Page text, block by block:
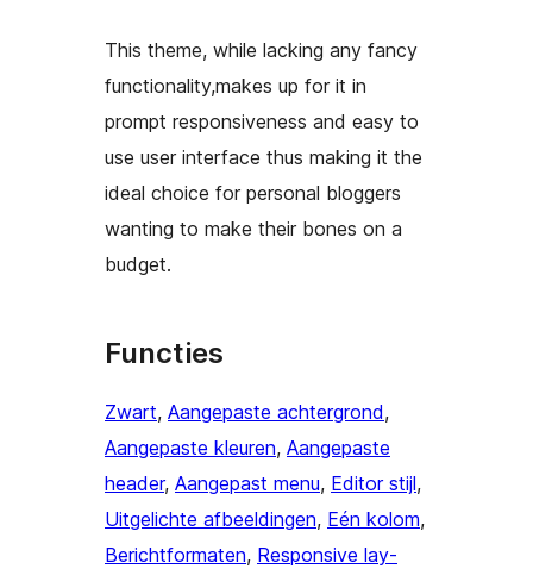
This theme, while lacking any fancy
functionality,makes up for it in
prompt responsiveness and easy to
use user interface thus making it the
ideal choice for personal bloggers
wanting to make their bones on a
budget.
Functies
Zwart, Aangepaste achtergrond
Aangepaste kleuren, Aangepaste
header, Aangepast menu, Editor stijl
Uitgelichte afbeeldingen, Eén kolom
Berichtformaten, Responsive lay-